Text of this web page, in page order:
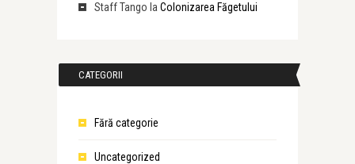
Staff Tango la Colonizarea Făgetului
CATEGORII
Fără categorie
Uncategorized